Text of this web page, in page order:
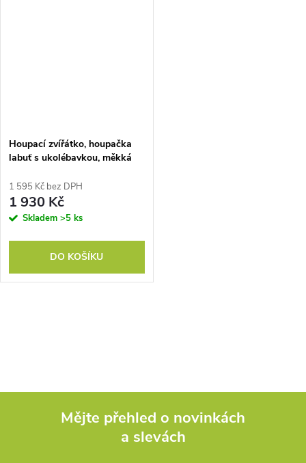
Houpací zvířátko, houpačka
labuť s ukolébavkou, měkká
1,5-3 roky, 65x40x68 cm, bílá
1 595 Kč bez DPH
1 930 Kč
Skladem >5 ks
DO KOŠÍKU
Mějte přehled o novinkách
a slevách